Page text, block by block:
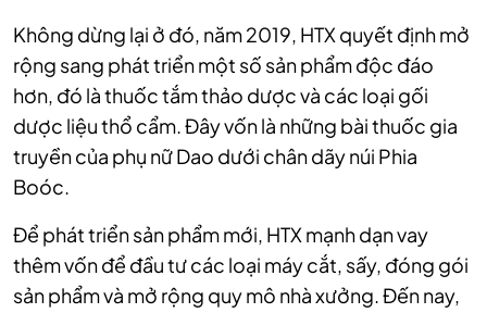
Không dừng lại ở đó, năm 2019, HTX quyết định mở
rộng sang phát triển một số sản phẩm độc đáo
hơn, đó là thuốc tắm thảo dược và các loại gối
dược liệu thổ cẩm. Đây vốn là những bài thuốc gia
truyền của phụ nữ Dao dưới chân dãy núi Phia
Boóc.
Để phát triển sản phẩm mới, HTX mạnh dạn vay
thêm vốn để đầu tư các loại máy cắt, sấy, đóng gói
sản phẩm và mở rộng quy mô nhà xưởng. Đến nay,